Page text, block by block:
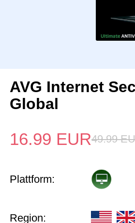
AVG Internet
Global
16.99 EUR49.99
Plattform:
Region: